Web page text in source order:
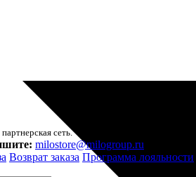
сеть.
milostore@milogroup.ru
Возврат заказа Программа лояльности